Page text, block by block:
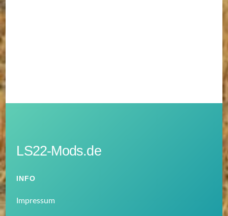
LS22-Mods.de
INFO
Impressum